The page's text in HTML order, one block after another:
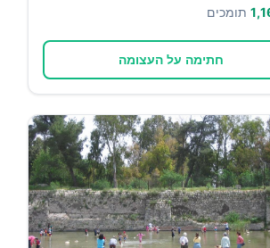
תומכים
חתימה על העצומה